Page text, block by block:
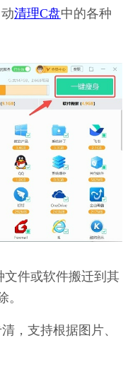
清理C盘中的各种
文件或软件搬迁到其
。
，支持根据图片、